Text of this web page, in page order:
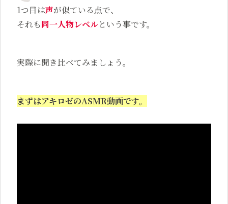
1つ目は声が似ている点で、
それも同一人物レベルという事です。
実際に聞き比べてみましょう。
まずはアキロゼのASMR動画です。